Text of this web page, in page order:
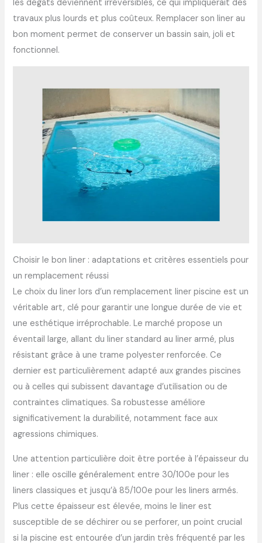
les dégâts deviennent irréversibles, ce qui impliquerait des
travaux plus lourds et plus coûteux. Remplacer son liner au
bon moment permet de conserver un bassin sain, joli et
fonctionnel.
Choisir le bon liner : adaptations et critères essentiels pour
un remplacement réussi
Le choix du liner lors d’un remplacement liner piscine est un
véritable art, clé pour garantir une longue durée de vie et
une esthétique irréprochable. Le marché propose un
éventail large, allant du liner standard au liner armé, plus
résistant grâce à une trame polyester renforcée. Ce
dernier est particulièrement adapté aux grandes piscines
ou à celles qui subissent davantage d’utilisation ou de
contraintes climatiques. Sa robustesse améliore
significativement la durabilité, notamment face aux
agressions chimiques.
Une attention particulière doit être portée à l’épaisseur du
liner : elle oscille généralement entre 30/100e pour les
liners classiques et jusqu’à 85/100e pour les liners armés.
Plus cette épaisseur est élevée, moins le liner est
susceptible de se déchirer ou se perforer, un point crucial
si la piscine est entourée d’un jardin très fréquenté par les